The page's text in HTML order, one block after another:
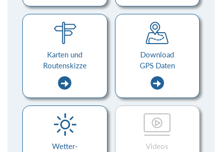
Karten und
Routenskizze
Download
GPS Daten
Wetter-
Videos